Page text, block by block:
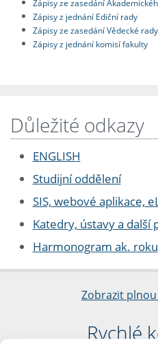
Zápisy z jednání Ediční rady
Zápisy ze zasedání Vědecké rady
Zápisy z jednání komisí fakulty
Důležité odkazy
ENGLISH
Studijní oddělení
SIS, webové aplikace,
Katedry, ústavy a další
Harmonogram ak. roku
Zobrazit
Rychlé